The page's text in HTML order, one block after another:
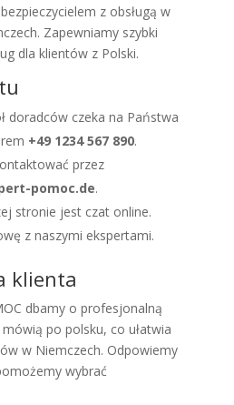
z obsługą w
Zapewniamy szybki
dla klientów z Polski.
doradców czeka na Państwa
+49 1234 567 890.
przez
pomoc.de.
stronie jest czat online.
z naszymi ekspertami.
klienta
dbamy o profesjonalną
po polsku, co ułatwia
w Niemczech. Odpowiemy
wybrać